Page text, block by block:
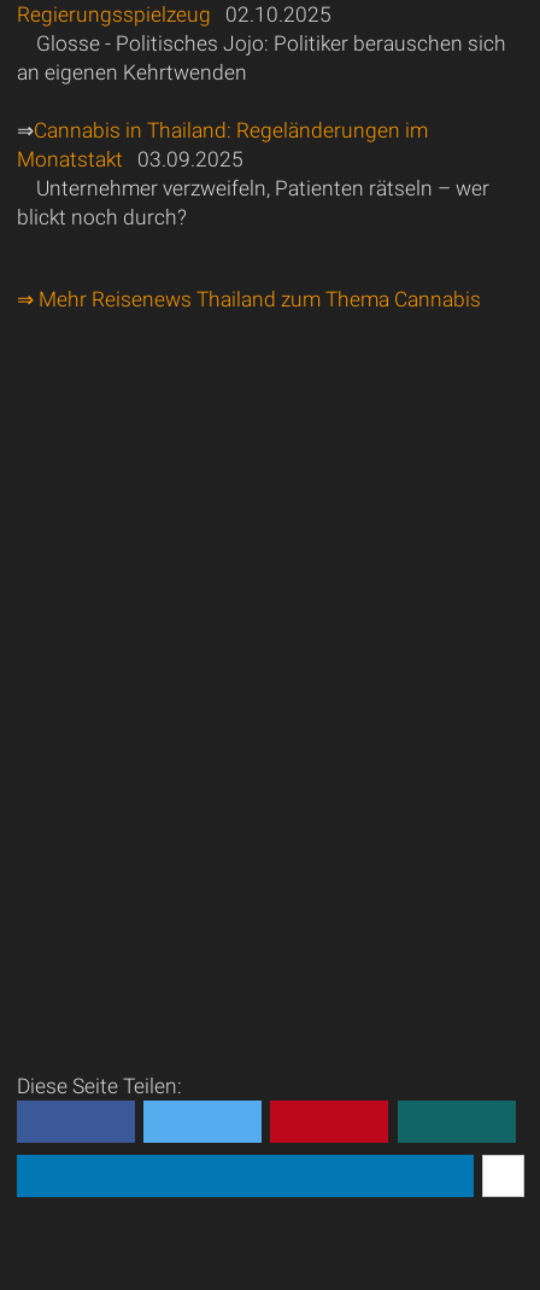
Regierungsspielzeug 02.10.2025
Glosse - Politisches Jojo: Politiker berauschen sich
an eigenen Kehrtwenden
⇒Cannabis in Thailand: Regeländerungen im
Monatstakt 03.09.2025
Unternehmer verzweifeln, Patienten rätseln – wer
blickt noch durch?
⇒ Mehr Reisenews Thailand zum Thema Cannabis
Diese Seite Teilen: